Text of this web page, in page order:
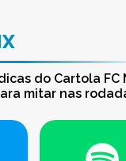
do Cartola FC
mitar nas